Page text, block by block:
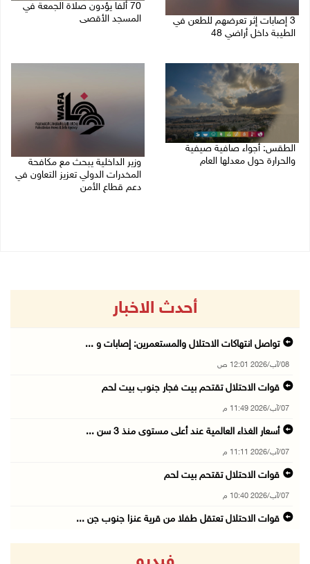
3 إصابات إثر تعرضهم للطعن في
الطيبة داخل أراضي 48
70 ألفا يؤدون صلاة الجمعة في
المسجد الأقصى
الطقس: أجواء صافية صيفية
والحرارة حول معدلها العام
وزير الداخلية يبحث مع مكافحة
المخدرات الدولي تعزيز التعاون في
دعم قطاع الأمن
أحدث الاخبار
تواصل انتهاكات الاحتلال والمستعمرين: إصابات و ...
08/آب/2026 12:01 ص
قوات الاحتلال تقتحم بيت فجار جنوب بيت لحم
07/آب/2026 11:49 م
أسعار الغذاء العالمية عند أعلى مستوى منذ 3 سن ...
07/آب/2026 11:11 م
قوات الاحتلال تقتحم بيت لحم
07/آب/2026 10:40 م
قوات الاحتلال تعتقل طفلا من قرية عنزا جنوب جن ...